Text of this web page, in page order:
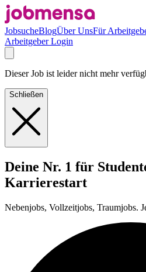
JobsucheBlogÜber UnsFür
Arbeitgeber Login
Dieser Job ist leider nicht mehr
Schließen
Deine Nr. 1 für
Karrierestart
Nebenjobs, Vollzeitjobs, Traumjobs.